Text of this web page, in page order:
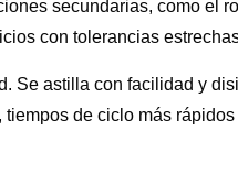
secundarias, como el
con tolerancias
Se astilla con facilidad y
de ciclo más